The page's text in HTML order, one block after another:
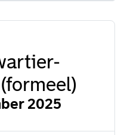
2025